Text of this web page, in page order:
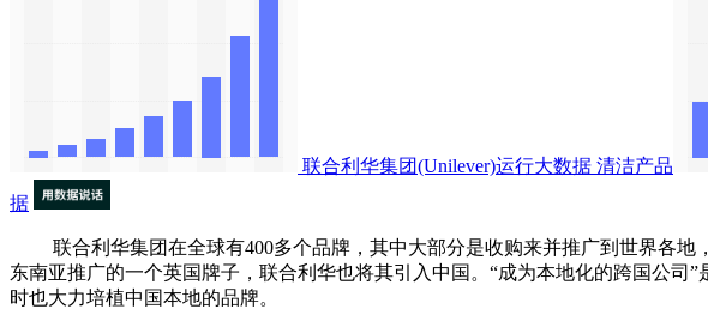
联合利华集团(Unilever)运行大数据 清洁产品
据
联合利华集团在全球有400多个品牌，其中大部分是收购来并推广到世界各地
东南亚推广的一个英国牌子，联合利华也将其引入中国。“成为本地化的跨国公
时也大力培植中国本地的品牌。